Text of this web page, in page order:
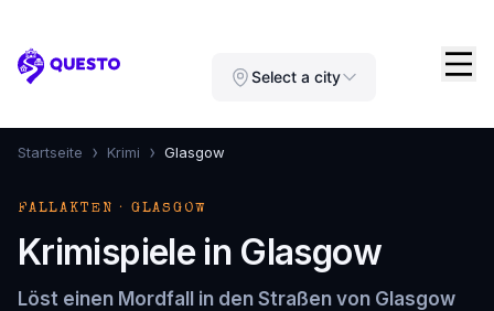
Questo Select a city
Startseite › Krimi › Glasgow
FALLAKTEN · GLASGOW
Krimispiele in Glasgow
Löst einen Mordfall in den Straßen von Glasgow